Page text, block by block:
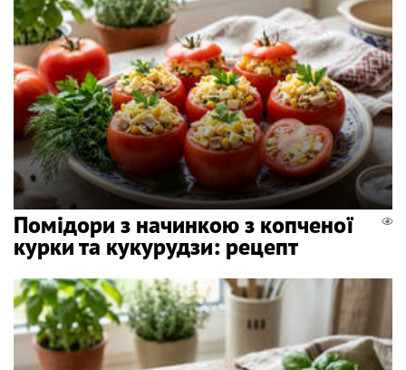
Помідори з начинкою з копченої
курки та кукурудзи: рецепт